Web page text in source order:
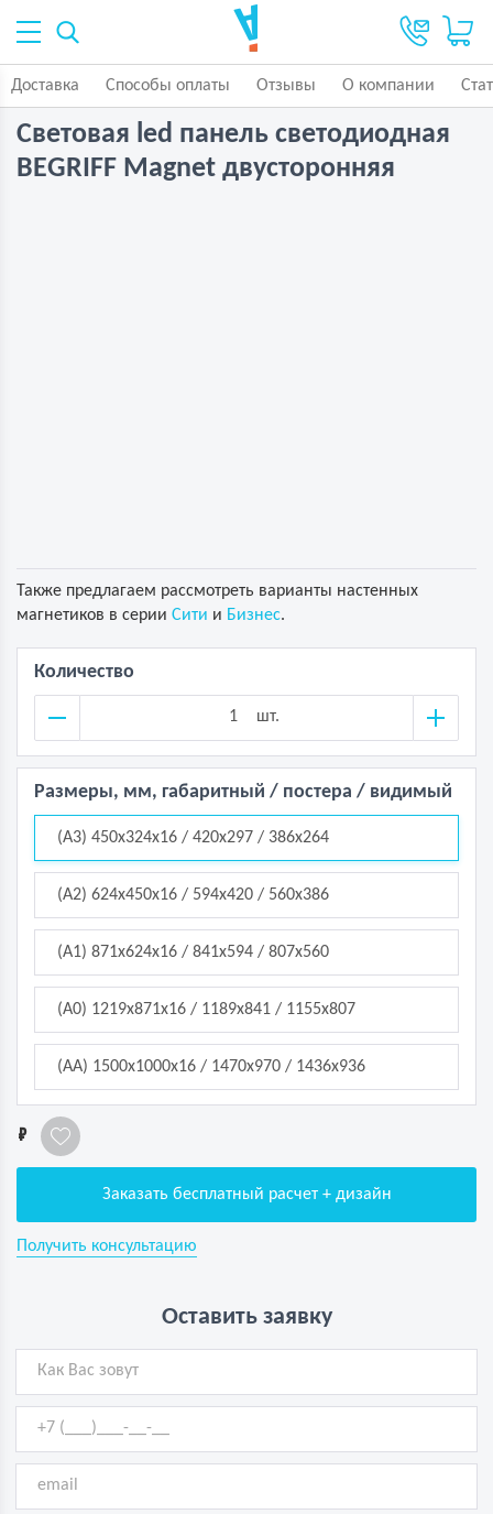
Доставка Способы оплаты Отзывы О компании
Световая led панель светодиодная
BEGRIFF Magnet двусторонняя
Также предлагаем рассмотреть варианты настенных
магнетиков в серии Сити и Бизнес.
Количество
шт.
Размеры, мм, габаритный / постера / видимый
(A3) 450x324x16 / 420x297 / 386x264
(A2) 624x450x16 / 594x420 / 560x386
(A1) 871x624x16 / 841x594 / 807x560
(A0) 1219x871x16 / 1189x841 / 1155x807
(AА) 1500x1000x16 / 1470x970 / 1436x936
1
Заказать бесплатный расчет + дизайн
Получить консультацию
Оставить заявку